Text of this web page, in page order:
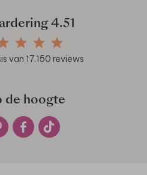
4.51
van 17.150 reviews
de hoogte